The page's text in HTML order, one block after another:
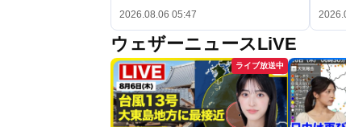
2026.08.06 05:47
ウェザーニュースLiVE
ライブ放送中